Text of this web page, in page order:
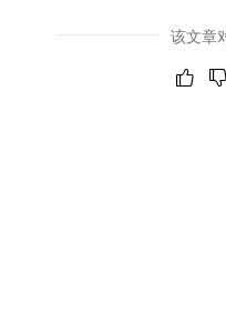
该文章